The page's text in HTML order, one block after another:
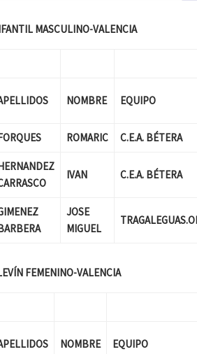
MASCULINO-VALENCIA
NOMBRE EQUIPO
ROMARIC C.E.A. BÉTERA
IVAN C.E.A. BÉTERA
JOSE
MIGUEL
FEMENINO-VALENCIA
NOMBRE EQUIPO